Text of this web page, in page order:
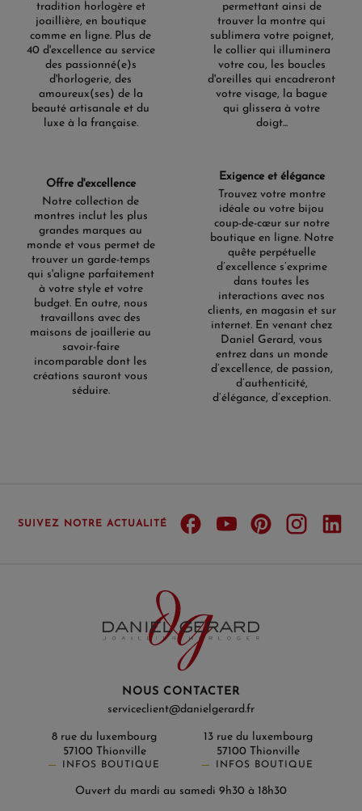
tradition horlogère et
joaillière, en boutique
comme en ligne. Plus de
40 d'excellence au service
des passionné(e)s
d'horlogerie, des
amoureux(ses) de la
beauté artisanale et du
luxe à la française.
permettant ainsi de
trouver la montre qui
sublimera votre poignet,
le collier qui illuminera
votre cou, les boucles
d'oreilles qui encadreront
votre visage, la bague
qui glissera à votre
doigt...
Offre d'excellence
Notre collection de
montres inclut les plus
grandes marques au
monde et vous permet de
trouver un garde-temps
qui s'aligne parfaitement
à votre style et votre
budget. En outre, nous
travaillons avec des
maisons de joaillerie au
savoir-faire
incomparable dont les
créations sauront vous
séduire.
Exigence et élégance
Trouvez votre montre
idéale ou votre bijou
coup-de-cœur sur notre
boutique en ligne. Notre
quête perpétuelle
d’excellence s’exprime
dans toutes les
interactions avec nos
clients, en magasin et sur
internet. En venant chez
Daniel Gerard, vous
entrez dans un monde
d’excellence, de passion,
d’authenticité,
d’élégance, d’exception.
SUIVEZ NOTRE ACTUALITÉ
NOUS CONTACTER
serviceclient@danielgerard.fr
8 rue du luxembourg
57100 Thionville
INFOS BOUTIQUE
13 rue du luxembourg
57100 Thionville
INFOS BOUTIQUE
Ouvert du mardi au samedi 9h30 à 18h30